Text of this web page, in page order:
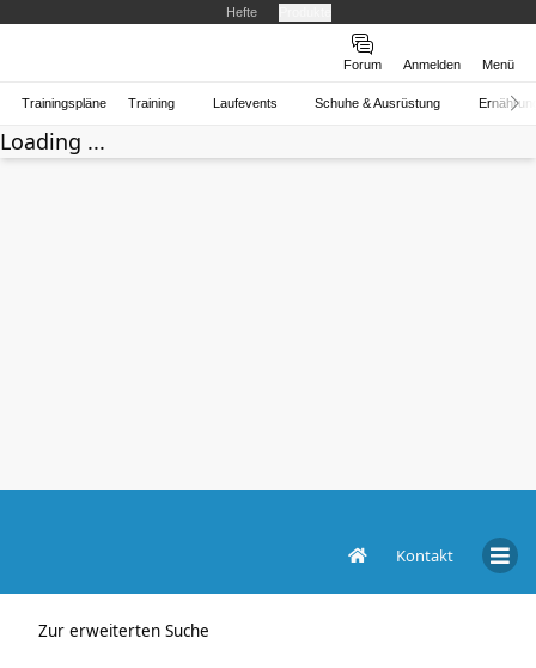
Hefte
Forum Anmelden Menü
Trainingspläne Training Laufevents Schuhe & Ausrüstung
Loading ...
Kontakt
Zur erweiterten Suche